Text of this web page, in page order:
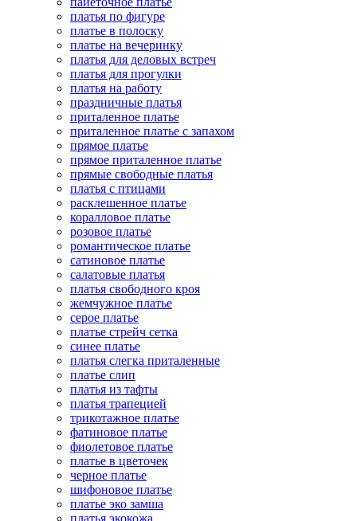
платья по фигуре
платье в полоску
платье на вечеринку
платья для деловых встреч
платья для прогулки
платья на работу
праздничные платья
приталенное платье
приталенное платье с запахом
прямое платье
прямое приталенное платье
прямые свободные платья
платья с птицами
расклешенное платье
коралловое платье
розовое платье
романтическое платье
сатиновое платье
салатовые платья
платья свободного кроя
жемчужное платье
серое платье
платье стрейч сетка
синее платье
платья слегка приталенные
платье слип
платья из тафты
платья трапецией
трикотажное платье
фатиновое платье
фиолетовое платье
платье в цветочек
черное платье
шифоновое платье
платье эко замша
платья экокожа